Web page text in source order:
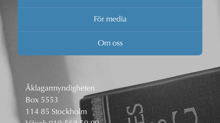
För media
Om oss
Åklagarmyndigheten
Box 5553
114 85 Stockholm